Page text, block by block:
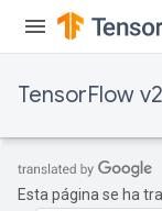
TensorFlow
Esta página se ha